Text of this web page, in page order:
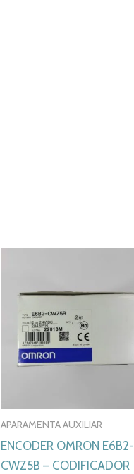
APARAMENTA AUXILIAR
ENCODER OMRON E6B2-
CWZ5B – CODIFICADOR